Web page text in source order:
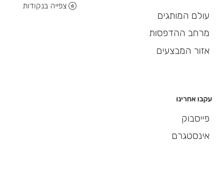
צפייה בנקודות
עקבו אחרינו
פייסבוק
אינסטגרם
עולם המותגים
מרחב ההדפסות
אזור המבצעים